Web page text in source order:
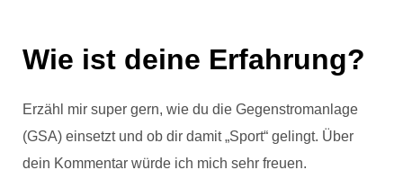
Wie ist deine Erfahrung?
Erzähl mir super gern, wie du die Gegenstromanlage
(GSA) einsetzt und ob dir damit „Sport“ gelingt. Über
dein Kommentar würde ich mich sehr freuen.